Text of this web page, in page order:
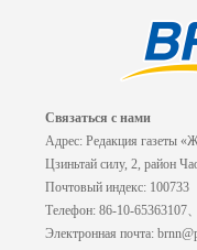
Связаться с нами
Адрес: Редакция газеты
Цзиньтай силу, 2, район
Почтовый индекс: 100733
Телефон: 86-10-65363107
Электронная почта: